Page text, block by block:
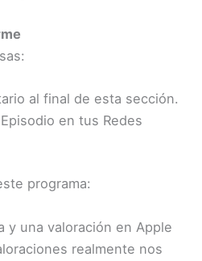
al final de esta sección.
en tus Redes
programa:
y una valoración en Apple
realmente nos